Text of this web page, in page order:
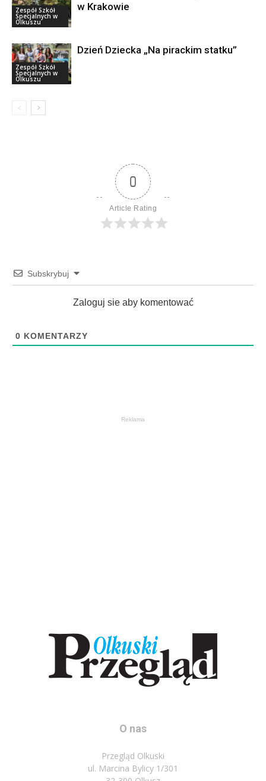
Zespół Szkół
Specjalnych w
Olkuszu
w Krakowie
Zespół Szkół
Specjalnych w
Olkuszu
Dzień Dziecka „Na pirackim statku”
0
Article Rating
Subskrybuj
Zaloguj sie aby komentować
0 KOMENTARZY
Reklama
O nas
Przegląd Olkuski
ul. Marcina Bylicy 1/301